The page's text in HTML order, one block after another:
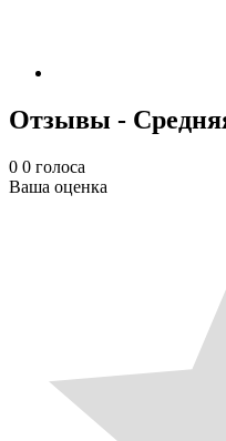
Отзывы -
0 0 голоса
Ваша оценка